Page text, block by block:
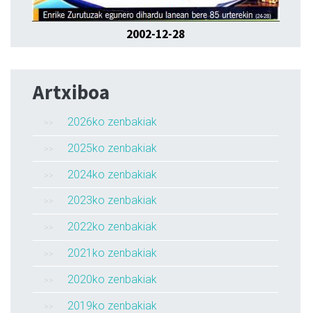
2002-12-28
Artxiboa
2026ko zenbakiak
2025ko zenbakiak
2024ko zenbakiak
2023ko zenbakiak
2022ko zenbakiak
2021ko zenbakiak
2020ko zenbakiak
2019ko zenbakiak